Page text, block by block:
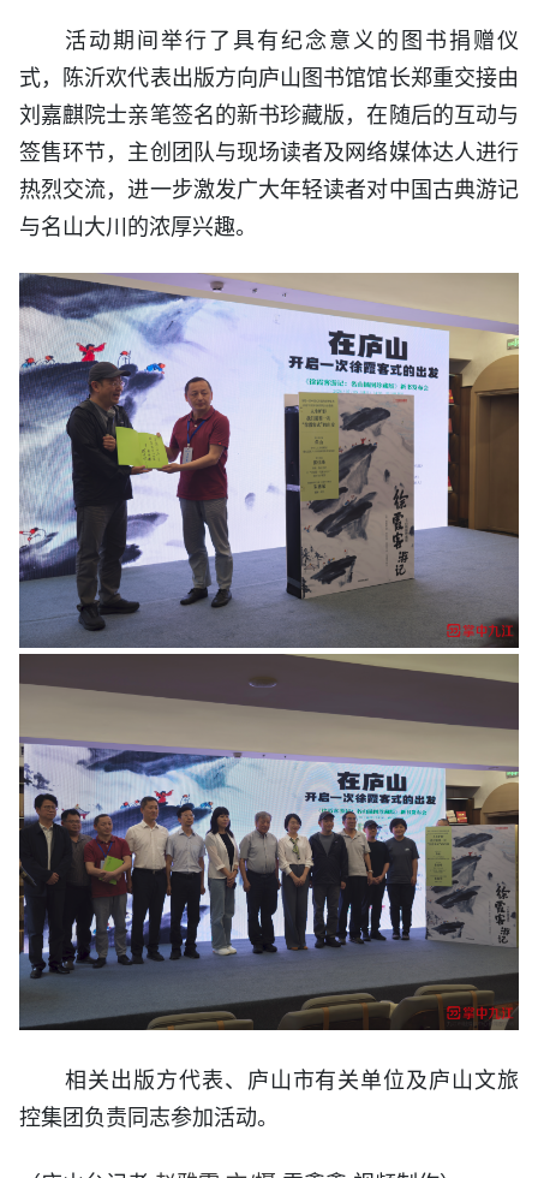
活动期间举行了具有纪念意义的图书捐赠仪
式，陈沂欢代表出版方向庐山图书馆馆长郑重交接由
刘嘉麒院士亲笔签名的新书珍藏版，在随后的互动与
签售环节，主创团队与现场读者及网络媒体达人进行
热烈交流，进一步激发广大年轻读者对中国古典游记
与名山大川的浓厚兴趣。
相关出版方代表、庐山市有关单位及庐山文旅
控集团负责同志参加活动。